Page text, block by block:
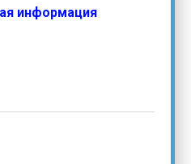
информация